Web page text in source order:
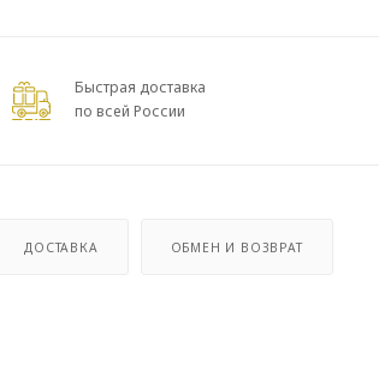
Быстрая доставка
по всей России
ДОСТАВКА ОБМЕН И ВОЗВРАТ